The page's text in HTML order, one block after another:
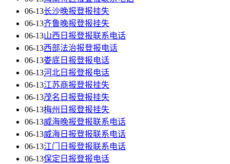
06-13长沙晚报登报挂失
06-13齐鲁晚报登报挂失
06-13山西日报登报联系电话
06-13西部法治报登报电话
06-13娄底日报登报电话
06-13河北日报登报电话
06-13江苏商报登报挂失
06-13茂名日报登报挂失
06-13梅州日报登报挂失
06-13威海晚报登报联系电话
06-13威海日报登报联系电话
06-13江门日报登报联系电话
06-13保定日报登报电话